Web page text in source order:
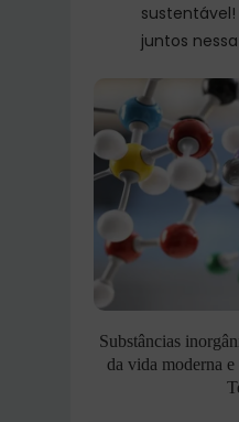
juntos
Substâncias
da vida moderna